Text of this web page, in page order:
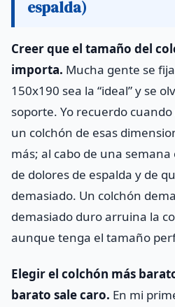
espalda)
Creer que el tamaño del
importa. Mucha gente se
150x190 sea la “ideal” y se
soporte. Yo recuerdo
un colchón de esas
más; al cabo de una
de dolores de espalda y de
demasiado. Un colchón
demasiado duro arruina la
aunque tenga el tamaño
Elegir el colchón más
barato sale caro. En mi